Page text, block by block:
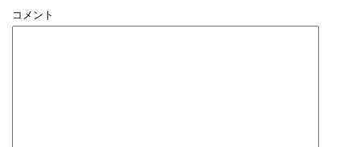
コメント